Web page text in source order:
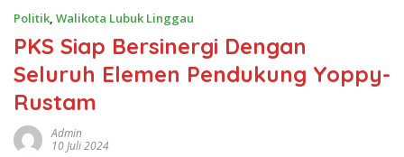
Politik, Walikota Lubuk Linggau
PKS Siap Bersinergi Dengan
Seluruh Elemen Pendukung Yoppy-
Rustam
Admin
10 Juli 2024